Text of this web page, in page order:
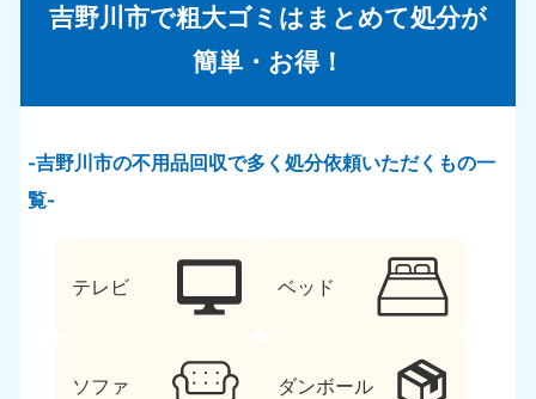
吉野川市で粗大ゴミはまとめて処分が
簡単・お得！
吉野川市の不用品回収で多く処分依頼いただくもの一
覧
テレビ ベッド
ソファ ダンボール